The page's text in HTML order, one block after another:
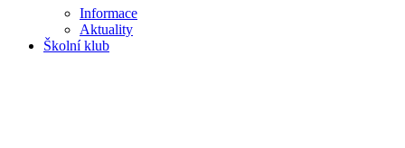
Informace
Aktuality
Školní klub